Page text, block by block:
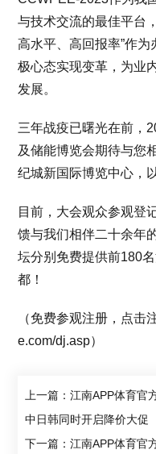
与技术交流的最佳平台
高水平、高回报率”作
极心态实现变革，为业
发展。
三年战疫已曙光在前，
及储能博览会期待与您
纪城新国际博览中心，
目前，大会观众参观登
馈与我们相伴二十余年
坛分别免费提供前180
都！
（免费参观注册，点击
e.com/dj.asp）
上一篇：江南APP体育
中日韩同时开启降价大促
下一篇：江南APP体育官